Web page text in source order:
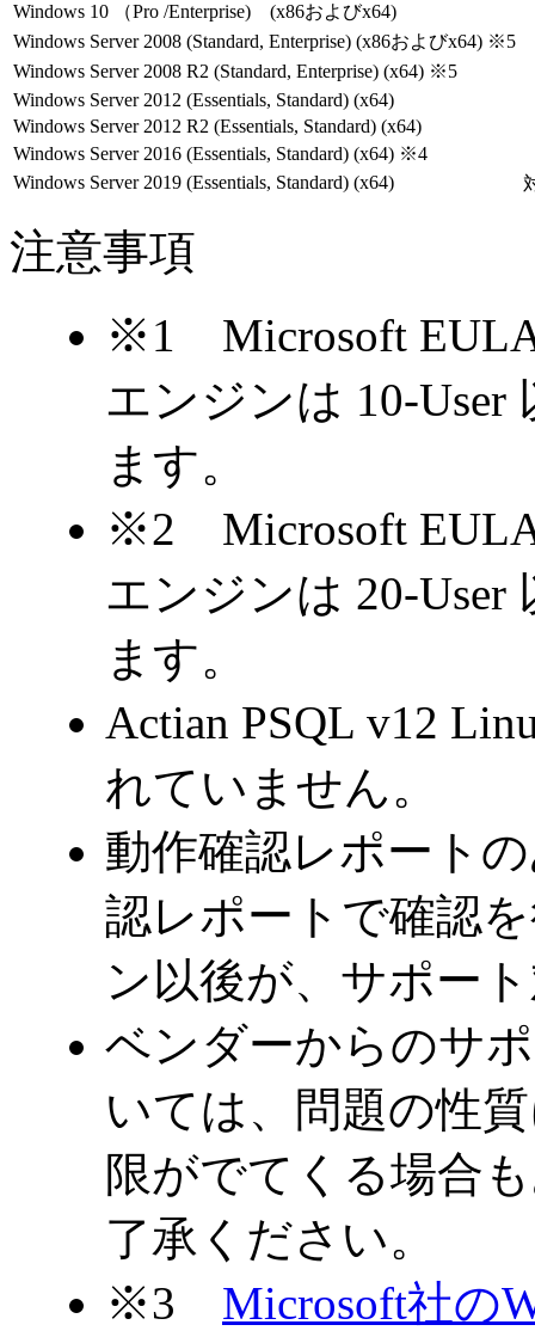
Windows 10 （Pro /Enterprise) (x86およびx64)
Windows Server 2008 (Standard, Enterprise) (x86およびx64) ※5
Windows Server 2008 R2 (Standard, Enterprise) (x64) ※5
Windows Server 2012 (Essentials, Standard) (x64)
Windows Server 2012 R2 (Essentials, Standard) (x64)
Windows Server 2016 (Essentials, Standard) (x64) ※4
Windows Server 2019 (Essentials, Standard) (x64)
注意事項
※1 Microsoft
エンジンは 10-
ます。
※2 Microsoft
エンジンは 20-
ます。
Actian PSQL v12
れていません。
動作確認レポート
認レポートで確認
ン以後が、サポー
ベンダーからのサ
いては、問題の性
限がでてくる場合
了承ください。
※3 Microsoft社の